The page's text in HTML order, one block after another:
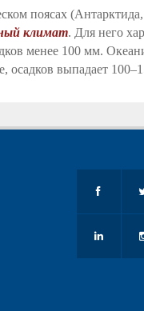
поясах
климат. Для него
менее 100 мм.
осадков выпадает